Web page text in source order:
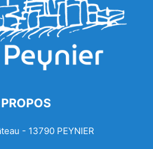
- 13790 PEYNIER